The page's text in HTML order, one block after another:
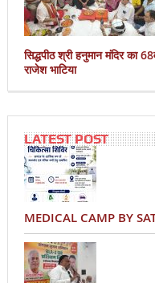
सिद्धपीठ श्री हनुमान मंदिर का
राजेश भाटिया
LATEST POST
MEDICAL CAMP BY